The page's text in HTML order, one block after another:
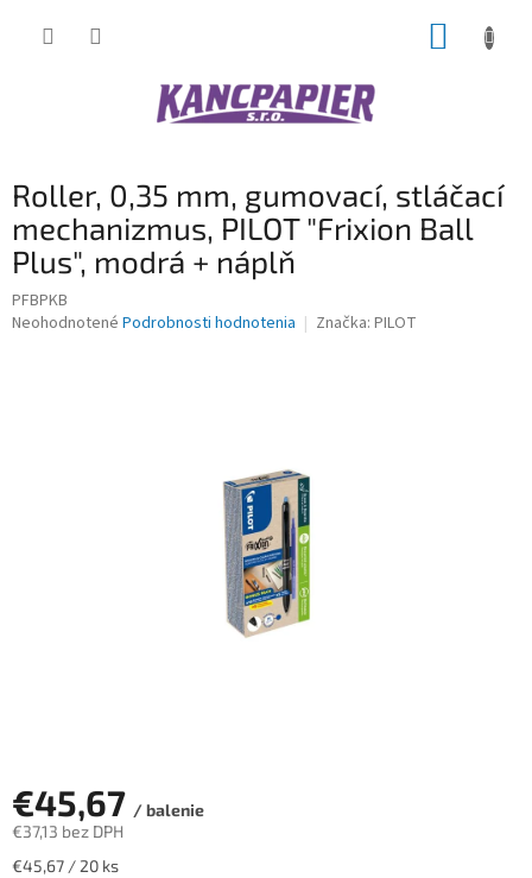
Roller, 0,35 mm, gumovací, stláčací
mechanizmus, PILOT "Frixion Ball
Plus", modrá + náplň
PFBPKB
Priemerné
Neohodnotené Podrobnosti hodnotenia Značka: PILOT
€45,67 / balenie
€37,13 bez DPH
Jednotková
€45,67 / 20 ks